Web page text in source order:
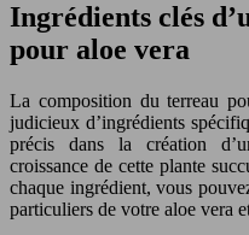
Ingrédients clés
pour aloe vera
La composition du terreau
judicieux d’ingrédients
précis dans la création
croissance de cette plante
chaque ingrédient, vous
particuliers de votre aloe vera